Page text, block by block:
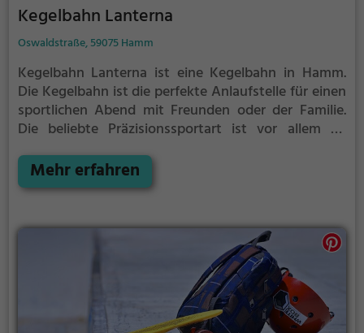
Kegelbahn Lanterna
Oswaldstraße, 59075 Hamm
Kegelbahn Lanterna ist eine Kegelbahn in Hamm.
Die Kegelbahn ist die perfekte Anlaufstelle für einen
sportlichen Abend mit Freunden oder der Familie.
Die beliebte Präzisionssportart ist vor allem an
Freizeitbeschäftigung, sportliche Betätigung und
Wettbewerbscharakter inklusive.
Mehr erfahren